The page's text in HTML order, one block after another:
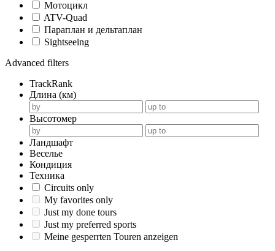
Мотоцикл
ATV-Quad
Параплан и дельтаплан
Sightseeing
Advanced filters
TrackRank
Длина (км)
Высотомер
Ландшафт
Веселье
Кондиция
Техника
Circuits only
My favorites only
Just my done tours
Just my preferred sports
Meine gesperrten Touren anzeigen